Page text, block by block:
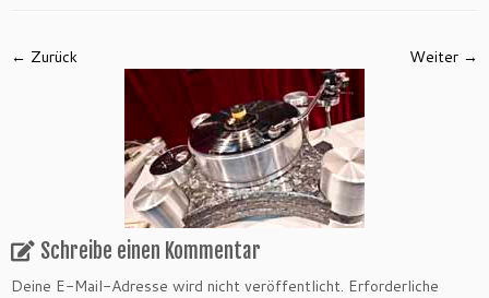
← Zurück Weiter →
Schreibe einen Kommentar
Deine E-Mail-Adresse wird nicht veröffentlicht. Erforderliche